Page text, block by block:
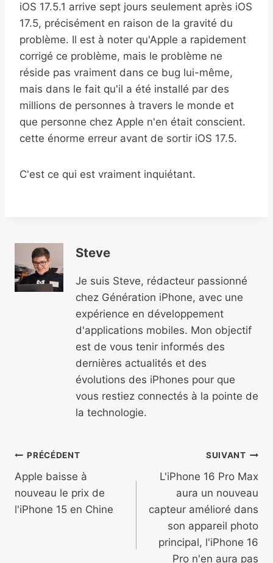
iOS 17.5.1 arrive sept jours seulement après iOS
17.5, précisément en raison de la gravité du
problème. Il est à noter qu'Apple a rapidement
corrigé ce problème, mais le problème ne
réside pas vraiment dans ce bug lui-même,
mais dans le fait qu'il a été installé par des
millions de personnes à travers le monde et
que personne chez Apple n'en était conscient.
cette énorme erreur avant de sortir iOS 17.5.
C'est ce qui est vraiment inquiétant.
Steve
Je suis Steve, rédacteur passionné
chez Génération iPhone, avec une
expérience en développement
d'applications mobiles. Mon objectif
est de vous tenir informés des
dernières actualités et des
évolutions des iPhones pour que
vous restiez connectés à la pointe de
la technologie.
Navigation
de
l’article
PRÉCÉDENT
Apple baisse à
nouveau le prix de
l'iPhone 15 en Chine
SUIVANT
L'iPhone 16 Pro Max
aura un nouveau
capteur amélioré dans
son appareil photo
principal, l'iPhone 16
Pro n'en aura pas